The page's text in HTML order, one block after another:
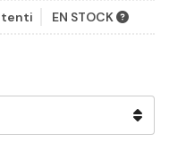
EN STOCK